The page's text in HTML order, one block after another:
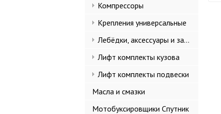
Компрессоры
Крепления универсальные
Лебёдки, аксессуары и запчасти
Лифт комплекты кузова
Лифт комплекты подвески
Масла и смазки
Мотобуксировщики Спутник